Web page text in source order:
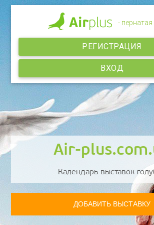
-
ВХОД
РЕГИСТРАЦИЯ
Air-
Календарь выставок
ДОБАВИТЬ ВЫСТАВКУ